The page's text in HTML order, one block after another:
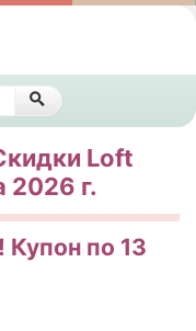
Loft
2026 г.
Купон по 13